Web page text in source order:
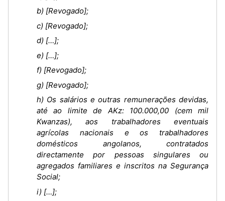
b) [Revogado];
c) [Revogado];
d) […];
e) […];
f) [Revogado];
g) [Revogado];
h) Os salários e outras remunerações devidas,
até ao limite de AKz: 100.000,00 (cem mil
Kwanzas), aos trabalhadores eventuais
agrícolas nacionais e os trabalhadores
domésticos angolanos, contratados
directamente por pessoas singulares ou
agregados familiares e inscritos na Segurança
Social;
i) […];